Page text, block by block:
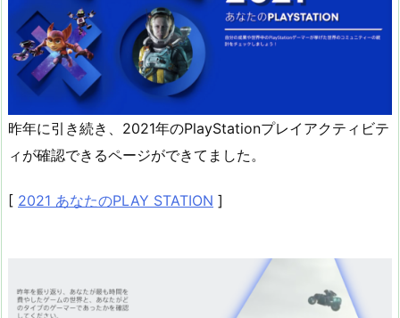
昨年に引き続き、2021年のPlayStationプレイアクティビテ
ィが確認できるページができてました。
[ 2021 あなたのPLAY STATION ]